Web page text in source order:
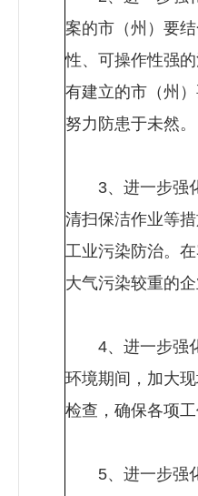
案的市（州）要
性、可操作性强
有建立的市（州
努力防患于未然。
3、进一步强化
清扫保洁作业等
工业污染防治。
大气污染较重的
4、进一步强化
环境期间，加大
检查，确保各项工
5、进一步强化